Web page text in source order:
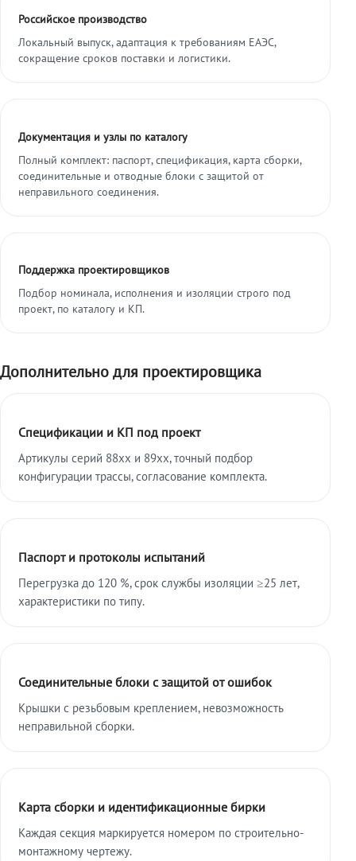
Российское производство
Локальный выпуск, адаптация к требованиям ЕАЭС,
сокращение сроков поставки и логистики.
Документация и узлы по каталогу
Полный комплект: паспорт, спецификация, карта сборки,
соединительные и отводные блоки с защитой от
неправильного соединения.
Поддержка проектировщиков
Подбор номинала, исполнения и изоляции строго под
проект, по каталогу и КП.
Дополнительно для проектировщика
Спецификации и КП под проект
Артикулы серий 88xx и 89xx, точный подбор
конфигурации трассы, согласование комплекта.
Паспорт и протоколы испытаний
Перегрузка до 120 %, срок службы изоляции ≥25 лет,
характеристики по типу.
Соединительные блоки с защитой от ошибок
Крышки с резьбовым креплением, невозможность
неправильной сборки.
Карта сборки и идентификационные бирки
Каждая секция маркируется номером по строительно-
монтажному чертежу.